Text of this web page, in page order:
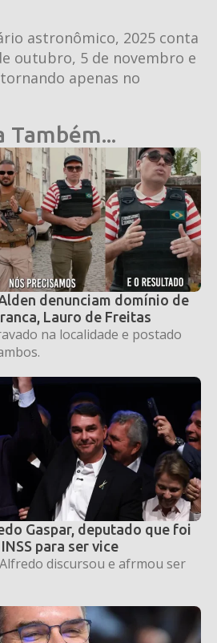
astronômico, 2025 conta
outubro, 5 de novembro e
apenas no
Também...
denunciam domínio de
Lauro de Freitas
na localidade e postado
Gaspar, deputado que foi
para ser vice
discursou e afrmou ser